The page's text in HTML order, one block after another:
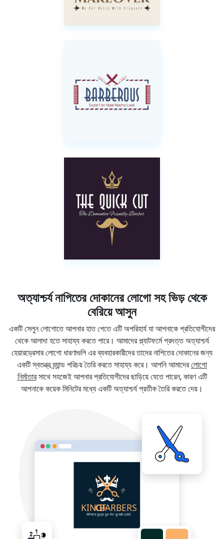
অত্যাশ্চর্য নাপিতের দোকানের লোগো সহ ভিড় থেকে
বেরিয়ে আসুন
একটি সেলুন লোগোতে আপনার হাত পেতে এটি অপরিহার্য যা আপনাকে প্রতিযোগীদের
থেকে আলাদা হতে সাহায্য করতে পারে। আমাদের প্ল্যাটফর্মে প্রদত্ত অত্যাশ্চর্য
হেয়ারড্রেসার লোগো ধারণাগুলি এর ব্যবহারকারীদের তাদের নাপিতের দোকানের জন্য
একটি স্বতন্ত্র ব্র্যান্ড পরিচয় তৈরি করতে সাহায্য করে। আপনি আমাদেরলোগো
নির্মাতারসাথে সহজেই আপনার প্রতিযোগীদের ছাড়িয়ে যেতে পারেন, কারণ এটি
আপনাকে কয়েক মিনিটের মধ্যে একটি অত্যাশ্চর্য প্রতীক তৈরি করতে দেয়।